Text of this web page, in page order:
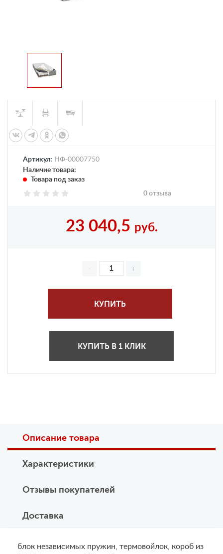
Артикул: НФ-00007750
Наличие товара:
Товара под заказ
0 отзыва
23 040,5 руб.
КУПИТЬ
КУПИТЬ В 1 КЛИК
Описание товара
Характеристики
Отзывы покупателей
Доставка
блок независимых пружин, термовойлок, короб из